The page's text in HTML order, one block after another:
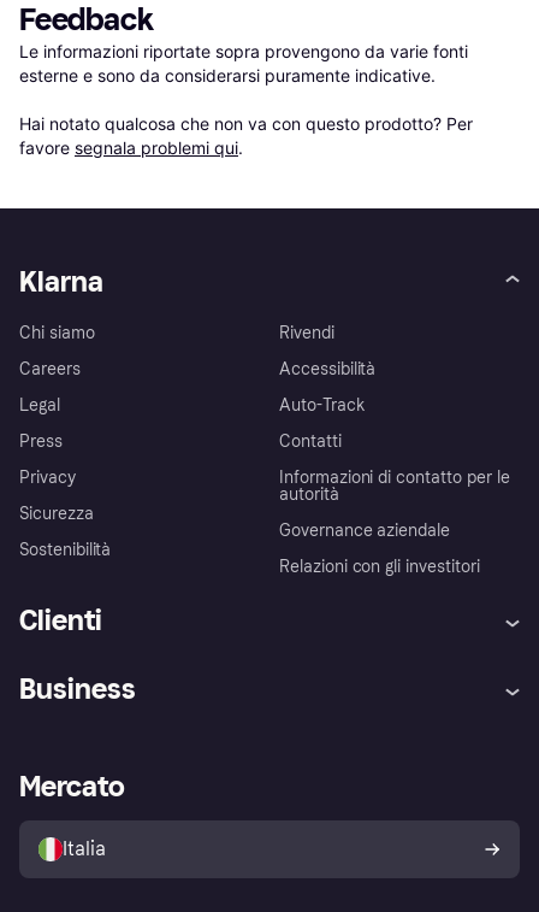
Feedback
Le informazioni riportate sopra provengono da varie fonti
esterne e sono da considerarsi puramente indicative.
Hai notato qualcosa che non va con questo prodotto? Per
favore segnala problemi qui.
Klarna
Chi siamo
Careers
Legal
Press
Privacy
Sicurezza
Sostenibilità
Rivendi
Accessibilità
Auto-Track
Contatti
Informazioni di contatto per le
autorità
Governance aziendale
Relazioni con gli investitori
Clienti
Assistenza
Esplora i negozi
Politica di protezione
dell'acquirente Klarna
Business
Accesso aziende
Mercato
Italia